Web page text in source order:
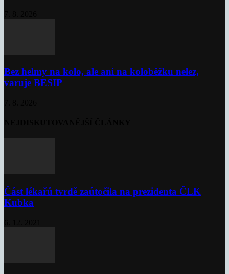
Bez helmy na kolo, ale ani na koloběžku nelez,
varuje BESIP
Část lékařů tvrdě zaútočila na prezidenta ČLK
Kubka